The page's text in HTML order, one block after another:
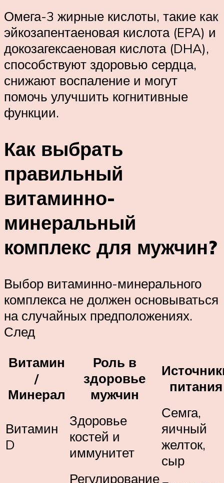
Омега-3 жирные кислоты, такие как
эйкозапентаеновая кислота (EPA) и
докозагексаеновая кислота (DHA),
способствуют здоровью сердца,
снижают воспаление и могут
помочь улучшить когнитивные
функции.
Как выбрать
правильный
витаминно-
минеральный
комплекс для мужчин?
Выбор витаминно-минерального
комплекса не должен основываться
на случайных предположениях.
След
Витамин
/
Минерал
Роль в
здоровье
мужчин
питания
Витамин
D
Здоровье
костей и
иммунитет
Семга,
яичный
желток,
сыр
Регулирование